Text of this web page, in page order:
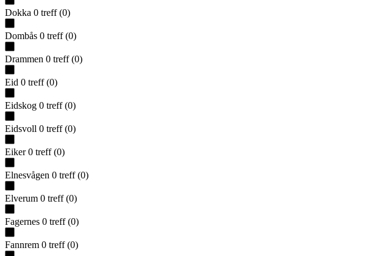
Dokka 0 treff (0)
Dombås 0 treff (0)
Drammen 0 treff (0)
Eid 0 treff (0)
Eidskog 0 treff (0)
Eidsvoll 0 treff (0)
Eiker 0 treff (0)
Elnesvågen 0 treff (0)
Elverum 0 treff (0)
Fagernes 0 treff (0)
Fannrem 0 treff (0)